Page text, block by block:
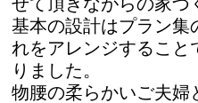
基本の設計はプラン集
れをアレンジすること
りました。
物腰の柔らかいご夫婦